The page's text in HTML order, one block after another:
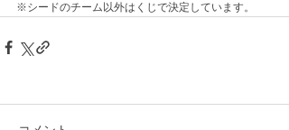
※シードのチーム以外はくじで決定しています。